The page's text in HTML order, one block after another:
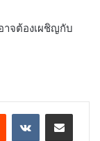
าจต้องเผชิญกับ
Reddit VKontakteShare via Email